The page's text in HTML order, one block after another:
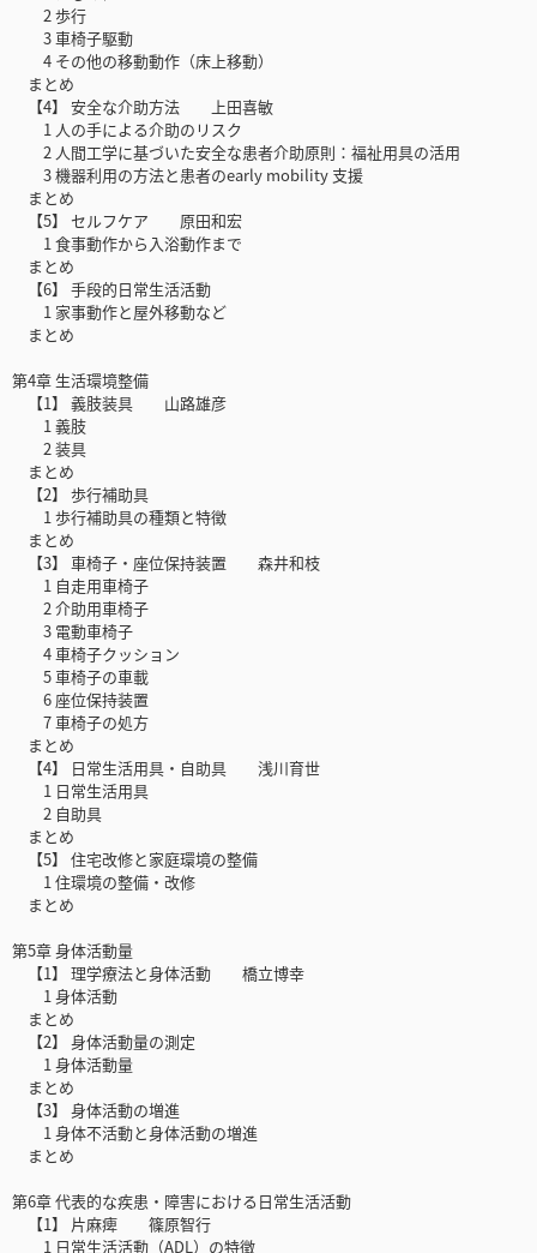
2 歩行
3 車椅子駆動
4 その他の移動動作（床上移動）
まとめ
【4】 安全な介助方法 上田喜敏
1 人の手による介助のリスク
2 人間工学に基づいた安全な患者介助原則：福祉用具の活用
3 機器利用の方法と患者のearly mobility 支援
まとめ
【5】 セルフケア 原田和宏
1 食事動作から入浴動作まで
まとめ
【6】 手段的日常生活活動
1 家事動作と屋外移動など
まとめ
第4章 生活環境整備
【1】 義肢装具 山路雄彦
1 義肢
2 装具
まとめ
【2】 歩行補助具
1 歩行補助具の種類と特徴
まとめ
【3】 車椅子・座位保持装置 森井和枝
1 自走用車椅子
2 介助用車椅子
3 電動車椅子
4 車椅子クッション
5 車椅子の車載
6 座位保持装置
7 車椅子の処方
まとめ
【4】 日常生活用具・自助具 浅川育世
1 日常生活用具
2 自助具
まとめ
【5】 住宅改修と家庭環境の整備
1 住環境の整備・改修
まとめ
第5章 身体活動量
【1】 理学療法と身体活動 橋立博幸
1 身体活動
まとめ
【2】 身体活動量の測定
1 身体活動量
まとめ
【3】 身体活動の増進
1 身体不活動と身体活動の増進
まとめ
第6章 代表的な疾患・障害における日常生活活動
【1】 片麻痺 篠原智行
1 日常生活活動（ADL）の特徴